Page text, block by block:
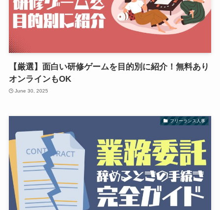
【厳選】面白い研修ゲームを目的別に紹介！無料あり
オンラインもOK
June 30, 2025
フリーランス人事